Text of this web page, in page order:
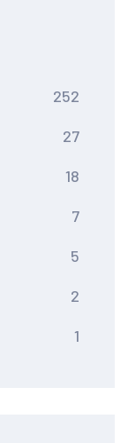
252
27
18
7
5
2
1